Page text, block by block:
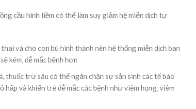
cầu hình liềm có thể làm suy giảm hệ miễn dịch tự
và cho con bú hình thành nên hệ thống miễn dịch ban
kém, dễ mắc bệnh hơn
thuốc trừ sâu có thể ngăn chặn sự sản sinh các tế bào
và khiến trẻ dễ mắc các bệnh như viêm họng, viêm